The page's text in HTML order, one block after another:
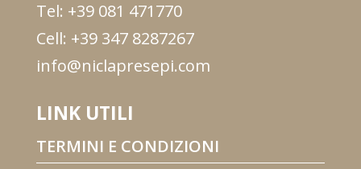
Tel: +39 081 471770
Cell: +39 347 8287267
info@niclapresepi.com
LINK UTILI
TERMINI E CONDIZIONI